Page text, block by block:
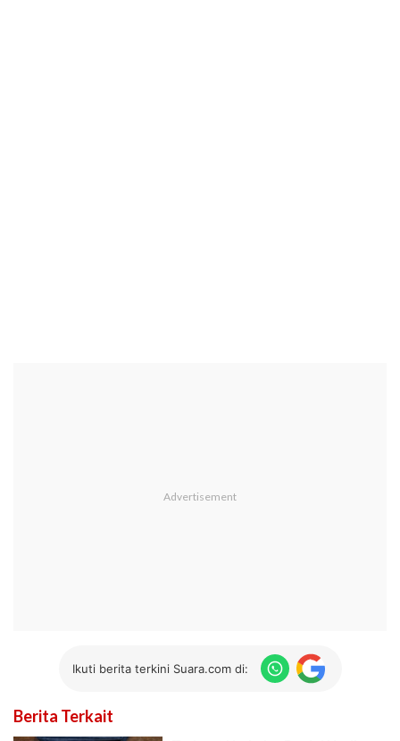
Ikuti berita terkini Suara.com di:
Berita Terkait